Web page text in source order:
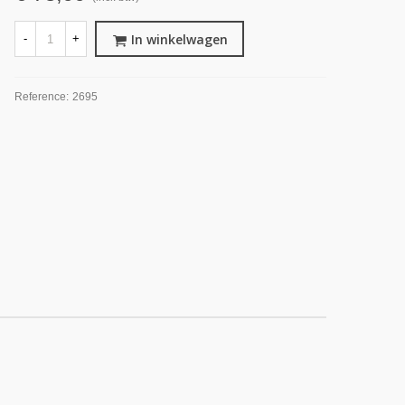
- + In winkelwagen
Reference: 2695